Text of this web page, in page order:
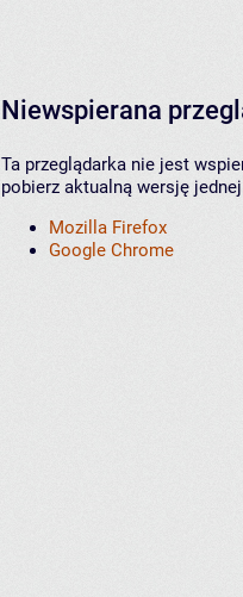
Niewspierana
Ta przeglądarka nie jest
pobierz aktualną wersję
Mozilla Firefox
Google Chrome